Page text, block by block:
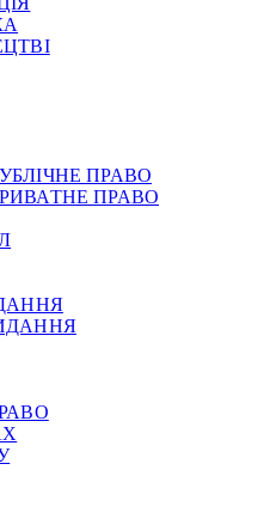
ПРАВО
ПРАВО